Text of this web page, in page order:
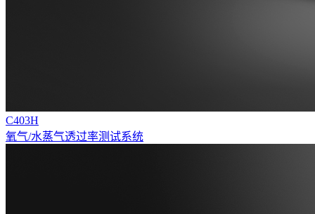
C403H
氧气/水蒸气透过率测试系统